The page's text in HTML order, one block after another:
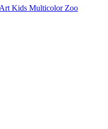
Art Kids Multicolor Zoo